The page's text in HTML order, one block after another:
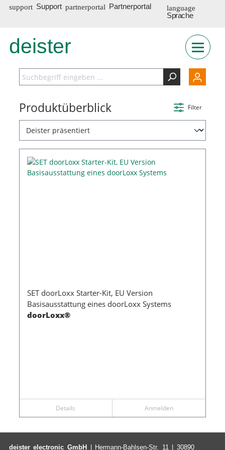
Support
Partnerportal
Sprache
INT
deister
Filter
Produktüberblick
SET doorLoxx Starter-Kit, EU Version
Basisausstattung eines doorLoxx Systems
doorLoxx®
Details Anmelden
deister electronic GmbH | Hermann-Bahlsen-Str. 11 | 30890